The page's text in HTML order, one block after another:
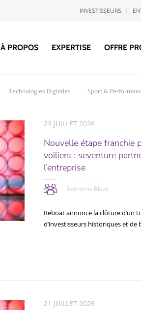
INVESTISSEURS
À PROPOS EXPERTISE OFFRE
Technologies Digitales Sport &
23 JUILLET 2026
Nouvelle étape franchie
voiliers : seventure
l’entreprise
Economie Bleue
Reboat annonce la clôture d’un
d’investisseurs historiques et de
21 JUILLET 2026